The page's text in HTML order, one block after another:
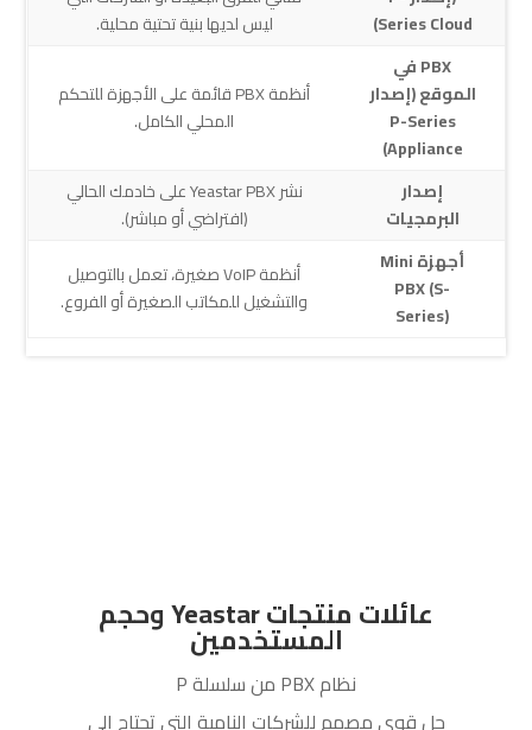
Series Cloud)
ليس لديها بنية تحتية محلية.
PBX في
الموقع (إصدار
P-Series
Appliance)
أنظمة PBX قائمة على الأجهزة للتحكم
المحلي الكامل.
إصدار
البرمجيات
نشر Yeastar PBX على خادمك الحالي
(افتراضي أو مباشر).
أجهزة Mini
PBX (S-
Series)
أنظمة VoIP صغيرة، تعمل بالتوصيل
والتشغيل للمكاتب الصغيرة أو الفروع.
عائلات منتجات Yeastar وحجم
المستخدمين
نظام PBX من سلسلة P
حل قوي مصمم للشركات النامية التي تحتاج إلى